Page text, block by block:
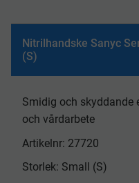
Nitrilhandske Sanyc
(S)
Smidig och skyddande
och vårdarbete
Artikelnr: 27720
Storlek: Small (S)